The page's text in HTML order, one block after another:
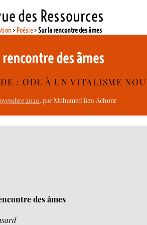
des Ressources
> Poésie>Sur la rencontre des âmes
rencontre des âmes
: ODE À UN VITALISME
2020, parMohamed Ben Achour
des âmes